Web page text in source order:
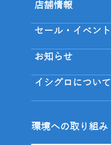
店舗情報
セール・イベント
お知らせ
イシグロについて
環境への取り組み